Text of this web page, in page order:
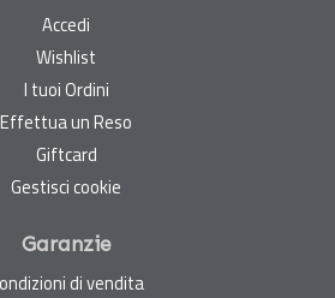
Accedi
Wishlist
I tuoi Ordini
Effettua un Reso
Giftcard
Gestisci cookie
Garanzie
di vendita